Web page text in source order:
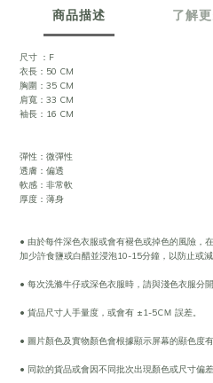
商品描述 了解
尺寸 ：F
衣長：50 CM
胸圍：35 CM
肩寬：33 CM
袖長：16 CM
彈性：微彈性
透膚：偏透
軟感：非常軟
厚度：薄身
• 由於每件深色衣服或會有褪色或掉色的風險，
加少許食鹽或白醋並浸泡10-15分鐘，以防止或減
• 每次洗滌牛仔或深色衣服時，請與淺色衣服分
• 貨品尺寸人手量度，或會有 ±1-5CＭ 誤差。
• 圖片顏色及實物顏色會根據顯示屏幕的顯色度有
• 同款的貨品或會因不同批次出現顏色或尺寸偏差